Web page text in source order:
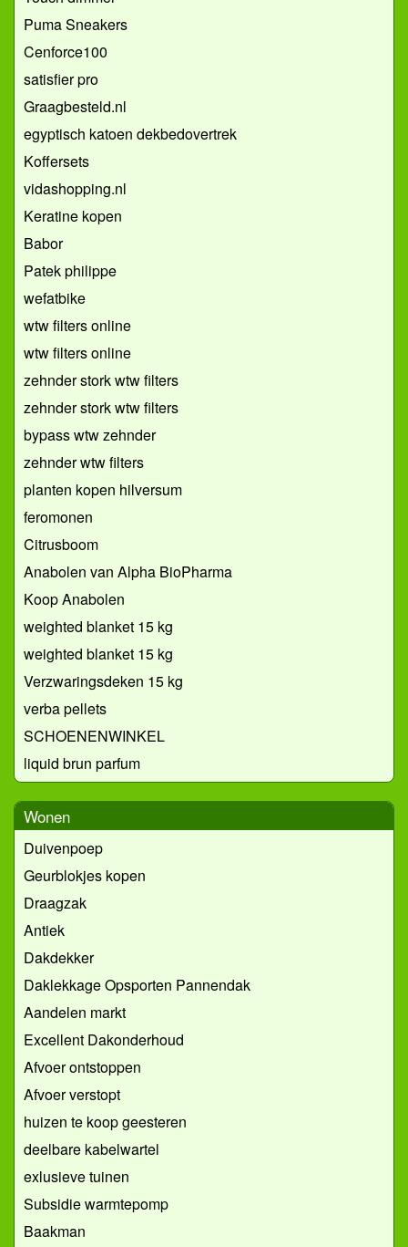
Puma Sneakers
Cenforce100
satisfier pro
Graagbesteld.nl
egyptisch katoen dekbedovertrek
Koffersets
vidashopping.nl
Keratine kopen
Babor
Patek philippe
wefatbike
wtw filters online
wtw filters online
zehnder stork wtw filters
zehnder stork wtw filters
bypass wtw zehnder
zehnder wtw filters
planten kopen hilversum
feromonen
Citrusboom
Anabolen van Alpha BioPharma
Koop Anabolen
weighted blanket 15 kg
weighted blanket 15 kg
Verzwaringsdeken 15 kg
verba pellets
SCHOENENWINKEL
liquid brun parfum
Wonen
Duivenpoep
Geurblokjes kopen
Draagzak
Antiek
Dakdekker
Daklekkage Opsporten Pannendak
Aandelen markt
Excellent Dakonderhoud
Afvoer ontstoppen
Afvoer verstopt
huizen te koop geesteren
deelbare kabelwartel
exlusieve tuinen
Subsidie warmtepomp
Baakman